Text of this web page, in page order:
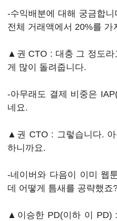
-수익배분에 대해 궁금합니
전체 거래액에서 20%를 가
▲권 CTO : 대충 그 정도라
게 많이 돌려줍니다.
-아무래도 결제 비중은
네요.
▲권 CTO : 그렇습니다.
하니까요.
-네이버와 다음이 이미 웹
데 어떻게 틈새를 공략했죠
▲이승한 PD(이하 이 PD)